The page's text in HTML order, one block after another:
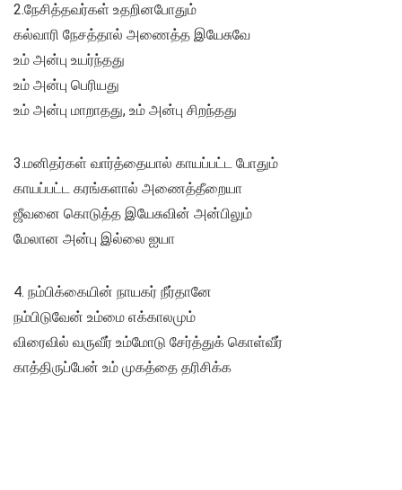
2.நேசித்தவர்கள் உதறினபோதும்
கல்வாரி நேசத்தால் அணைத்த இயேசுவே
உம் அன்பு உயர்ந்தது
உம் அன்பு பெரியது
உம் அன்பு மாறாதது, உம் அன்பு சிறந்தது
3.மனிதர்கள் வார்த்தையால் காயப்பட்ட போதும்
காயப்பட்ட கரங்களால் அணைத்தீறையா
ஜீவனை கொடுத்த இயேசுவின் அன்பிலும்
மேலான அன்பு இல்லை ஐயா
4. நம்பிக்கையின் நாயகர் நீர்தானே
நம்பிடுவேன் உம்மை எக்காலமும்
விரைவில் வருவீர் உம்மோடு சேர்த்துக் கொள்வீர்
காத்திருப்பேன் உம் முகத்தை தரிசிக்க